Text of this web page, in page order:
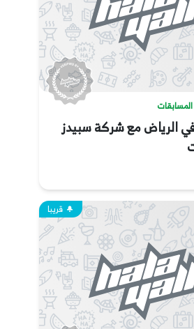
المسابقات
الرياض مع شركة سبيدز
قريبا